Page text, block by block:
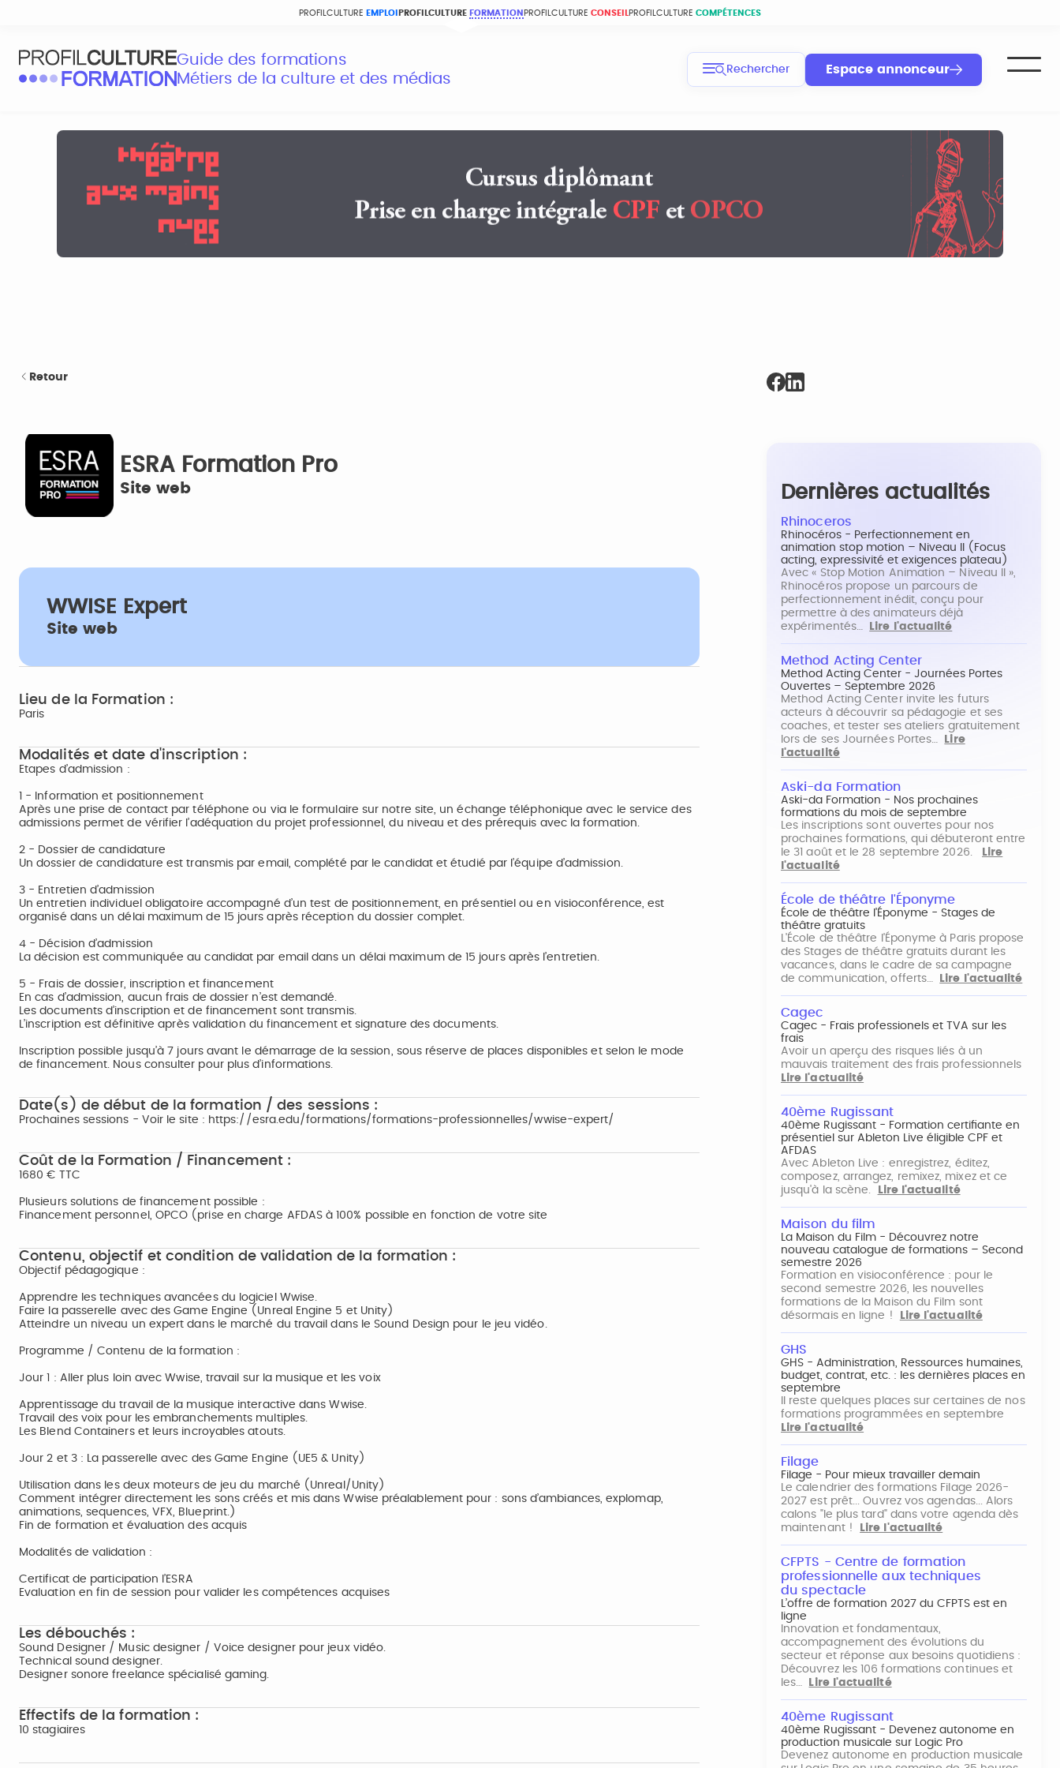
PROFILCULTURE EMPLOI PROFILCULTURE FORMATION PROFILCULTURE CONSEIL PROFILCULTURE COMPÉTENCES
Guide des formations
Métiers de la culture et des médias
Rechercher Espace annonceur
Retour
ESRA Formation Pro
Site web
WWISE Expert
Site web
Lieu de la Formation :
Paris
Modalités et date d'inscription :
Etapes d’admission :
1 - Information et positionnement
Après une prise de contact par téléphone ou via le formulaire sur notre site, un échange téléphonique avec le service des
admissions permet de vérifier l’adéquation du projet professionnel, du niveau et des prérequis avec la formation.
2 - Dossier de candidature
Un dossier de candidature est transmis par email, complété par le candidat et étudié par l’équipe d’admission.
3 - Entretien d’admission
Un entretien individuel obligatoire accompagné d’un test de positionnement, en présentiel ou en visioconférence, est
organisé dans un délai maximum de 15 jours après réception du dossier complet.
4 - Décision d’admission
La décision est communiquée au candidat par email dans un délai maximum de 15 jours après l’entretien.
5 - Frais de dossier, inscription et financement
En cas d’admission, aucun frais de dossier n’est demandé.
Les documents d’inscription et de financement sont transmis.
L’inscription est définitive après validation du financement et signature des documents.
Inscription possible jusqu’à 7 jours avant le démarrage de la session, sous réserve de places disponibles et selon le mode
de financement. Nous consulter pour plus d’informations.
Date(s) de début de la formation / des sessions :
Prochaines sessions - Voir le site : https://esra.edu/formations/formations-professionnelles/wwise-expert/
Coût de la Formation / Financement :
1680 € TTC
Plusieurs solutions de financement possible :
Financement personnel, OPCO (prise en charge AFDAS à 100% possible en fonction de votre site
Contenu, objectif et condition de validation de la formation :
Objectif pédagogique :
Apprendre les techniques avancées du logiciel Wwise.
Faire la passerelle avec des Game Engine (Unreal Engine 5 et Unity)
Atteindre un niveau un expert dans le marché du travail dans le Sound Design pour le jeu vidéo.
Programme / Contenu de la formation :
Jour 1 : Aller plus loin avec Wwise, travail sur la musique et les voix
Apprentissage du travail de la musique interactive dans Wwise.
Travail des voix pour les embranchements multiples.
Les Blend Containers et leurs incroyables atouts.
Jour 2 et 3 : La passerelle avec des Game Engine (UE5 & Unity)
Utilisation dans les deux moteurs de jeu du marché (Unreal/Unity)
Comment intégrer directement les sons créés et mis dans Wwise préalablement pour : sons d’ambiances, explomap,
animations, sequences, VFX, Blueprint.)
Fin de formation et évaluation des acquis
Modalités de validation :
Certificat de participation l’ESRA
Evaluation en fin de session pour valider les compétences acquises
Les débouchés :
Sound Designer / Music designer / Voice designer pour jeux vidéo.
Technical sound designer.
Designer sonore freelance spécialisé gaming.
Effectifs de la formation :
10 stagiaires
Dernières actualités
Rhinoceros
Rhinocéros - Perfectionnement en
animation stop motion – Niveau II (Focus
acting, expressivité et exigences plateau)
Avec « Stop Motion Animation – Niveau II »,
Rhinocéros propose un parcours de
perfectionnement inédit, conçu pour
permettre à des animateurs déjà
expérimentés…
Lire l'actualité
Method Acting Center
Method Acting Center - Journées Portes
Ouvertes – Septembre 2026
Method Acting Center invite les futurs
acteurs à découvrir sa pédagogie et ses
coaches, et tester ses ateliers gratuitement
lors de ses Journées Portes…
Lire
l'actualité
Aski-da Formation
Aski-da Formation - Nos prochaines
formations du mois de septembre
Les inscriptions sont ouvertes pour nos
prochaines formations, qui débuteront entre
le 31 août et le 28 septembre 2026.
Lire
l'actualité
École de théâtre l'Éponyme
École de théâtre l'Éponyme - Stages de
théâtre gratuits
L'École de théâtre l'Éponyme à Paris propose
des Stages de théâtre gratuits durant les
vacances, dans le cadre de sa campagne
de communication, offerts…
Lire l'actualité
Cagec
Cagec - Frais professionels et TVA sur les
frais
Avoir un aperçu des risques liés à un
mauvais traitement des frais professionnels
Lire l'actualité
40ème Rugissant
40ème Rugissant - Formation certifiante en
présentiel sur Ableton Live éligible CPF et
AFDAS
Avec Ableton Live : enregistrez, éditez,
composez, arrangez, remixez, mixez et ce
jusqu'à la scène.
Lire l'actualité
Maison du film
La Maison du Film - Découvrez notre
nouveau catalogue de formations – Second
semestre 2026
Formation en visioconférence : pour le
second semestre 2026, les nouvelles
formations de la Maison du Film sont
désormais en ligne !
Lire l'actualité
GHS
GHS - Administration, Ressources humaines,
budget, contrat, etc. : les dernières places en
septembre
Il reste quelques places sur certaines de nos
formations programmées en septembre
Lire l'actualité
Filage
Filage - Pour mieux travailler demain
Le calendrier des formations Filage 2026-
2027 est prêt... Ouvrez vos agendas... Alors
calons "le plus tard" dans votre agenda dès
maintenant !
Lire l'actualité
CFPTS - Centre de formation
professionnelle aux techniques
du spectacle
L’offre de formation 2027 du CFPTS est en
ligne
Innovation et fondamentaux,
accompagnement des évolutions du
secteur et réponse aux besoins quotidiens :
Découvrez les 106 formations continues et
les…
Lire l'actualité
40ème Rugissant
40ème Rugissant - Devenez autonome en
production musicale sur Logic Pro
Devenez autonome en production musicale